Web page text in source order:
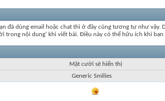
đã dùng email hoặc chat thì ở đây cũng tương tự như
nội dung' khi viết bài. Điều này có thể hữu ích khi
Mặt cười sẽ hiển thị
Generic Smilies